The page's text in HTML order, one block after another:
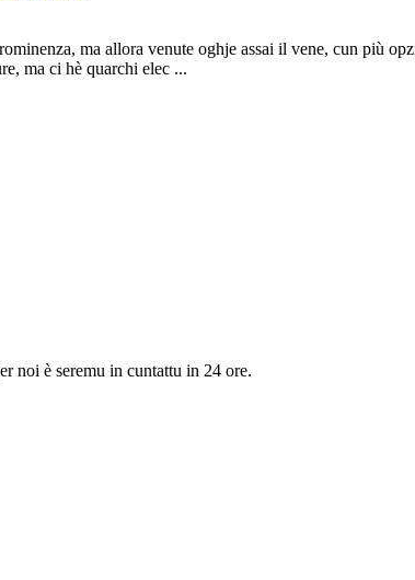
ma allora venute oghje assai il vene, cun più
ma ci hè quarchi elec ...
noi è seremu in cuntattu in 24 ore.